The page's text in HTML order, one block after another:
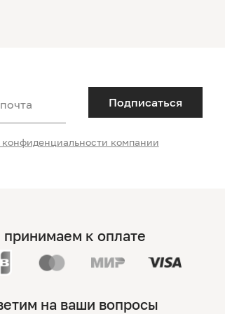
Подписаться
компании
к оплате
на ваши вопросы